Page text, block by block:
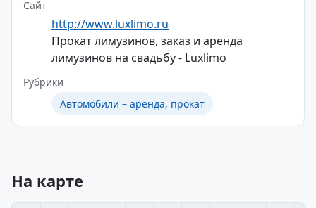
Сайт
http://www.luxlimo.ru
Прокат лимузинов, заказ и аренда
лимузинов на свадьбу - Luxlimo
Рубрики
Автомобили – аренда, прокат
На карте